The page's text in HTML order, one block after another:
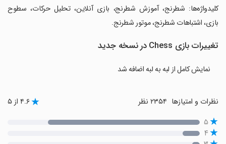
‏کلیدواژه‌ها: شطرنج، آموزش شطرنج، بازی آنلاین، تحلیل حرکات، سطوح
بازی، اشتباهات شطرنج، موتور شطرنج.
تغییرات بازی Chess در نسخه جدید
نمایش کامل از لبه به لبه اضافه شد
نظرات و امتیازها ۴.۶ از ۵
۵
۴